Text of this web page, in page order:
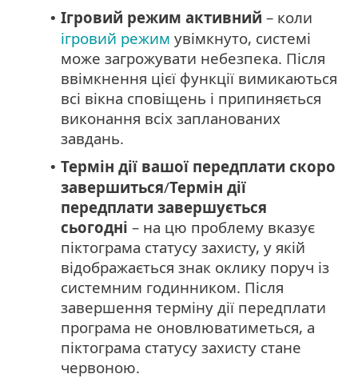
• Ігровий режим активний – коли
ігровий режим увімкнуто, системі
може загрожувати небезпека. Після
ввімкнення цієї функції вимикаються
всі вікна сповіщень і припиняється
виконання всіх запланованих
завдань.
• Термін дії вашої передплати скоро
завершиться/Термін дії
передплати завершується
сьогодні – на цю проблему вказує
піктограма статусу захисту, у якій
відображається знак оклику поруч із
системним годинником. Після
завершення терміну дії передплати
програма не оновлюватиметься, а
піктограма статусу захисту стане
червоною.